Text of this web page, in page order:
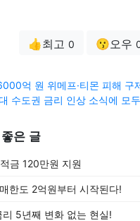
👍최고 0 😗오우
억 원 위메프·티몬 피해 구
수도권 금리 인상 소식에 모
은 글
금 120만원 지원
한도 2억원부터 시작된다!
리 5년째 변화 없는 현실!